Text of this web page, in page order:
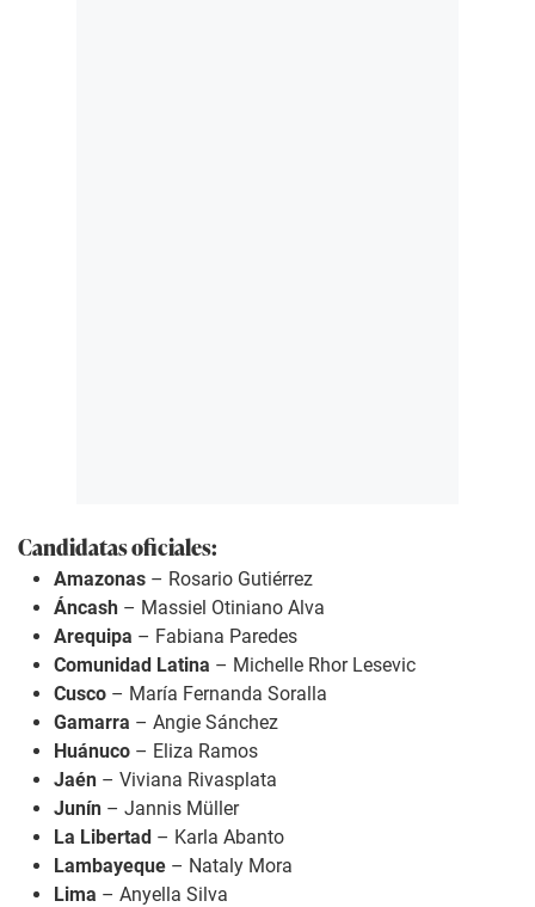
Candidatas oficiales:
Amazonas – Rosario Gutiérrez
Áncash – Massiel Otiniano Alva
Arequipa – Fabiana Paredes
Comunidad Latina – Michelle Rhor Lesevic
Cusco – María Fernanda Soralla
Gamarra – Angie Sánchez
Huánuco – Eliza Ramos
Jaén – Viviana Rivasplata
Junín – Jannis Müller
La Libertad – Karla Abanto
Lambayeque – Nataly Mora
Lima – Anyella Silva